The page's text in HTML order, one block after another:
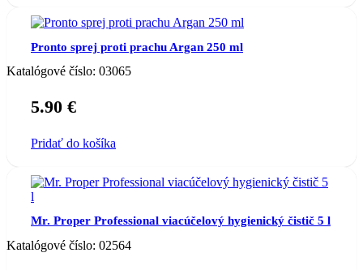
Pronto sprej proti prachu Argan 250 ml
Katalógové číslo: 03065
5.90 €
Pridať do košíka
Mr. Proper Professional viacúčelový hygienický čistič 5 l
Katalógové číslo: 02564